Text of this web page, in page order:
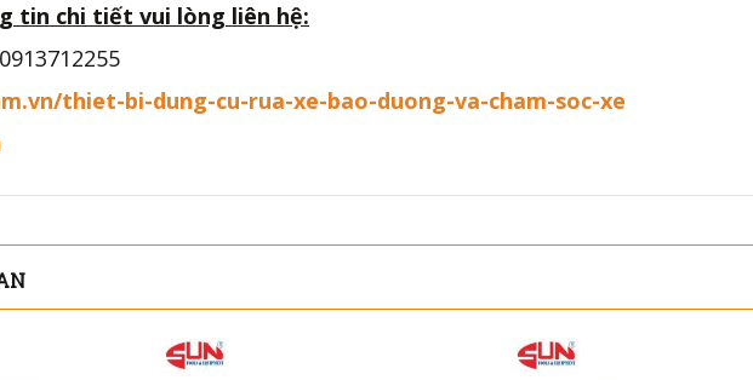
tin chi tiết vui lòng liên hệ:
thiet-bi-dung-cu-rua-xe-bao-duong-va-cham-soc-xe